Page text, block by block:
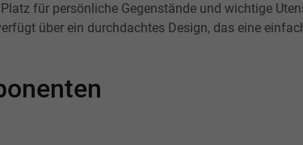
für persönliche Gegenstände und wichtige
über ein durchdachtes Design, das eine